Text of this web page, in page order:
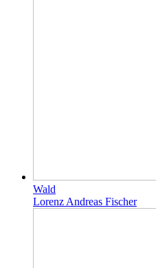
Wald
Lorenz Andreas Fischer